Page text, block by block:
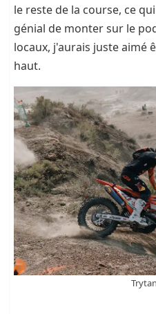
le reste de la course, ce
génial de monter sur le
locaux, j'aurais juste aimé
haut.